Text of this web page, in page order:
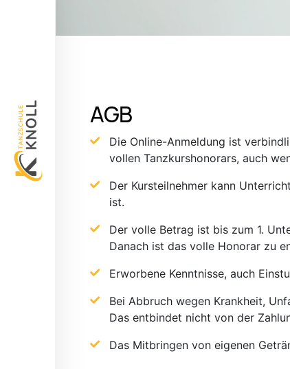
AGB
Die Online-Anmeldung ist
vollen Tanzkurshonorars, auch
Der Kursteilnehmer kann
ist.
Der volle Betrag ist bis zum 1.
Danach ist das volle Honorar zu
Erworbene Kenntnisse, auch
Bei Abbruch wegen Krankheit,
Das entbindet nicht von der
Das Mitbringen von eigenen